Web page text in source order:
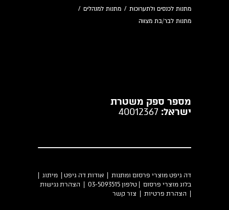
מתנות לכנסים ולתערוכות / מתנות למנהלים /
מתנות לבר/בת מצווה
מספר ספק משטרת
ישראל:
דה גיפט מוצרי פרסום ומתנות | אודות דה גיפט מיתוג
בלוג מוצרי פרסום | טלפון 03-5093515 |
הצהרת נגישות
הצהרת פרטיות צור קשר